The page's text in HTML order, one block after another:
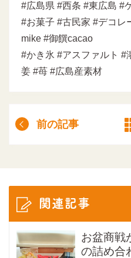
#広島県 #西条 #東広島 #
#お菓子 #古民家 #デコレ
mike #御饌cacao
#かき氷 #アスファルト #
姜 #苺 #広島産素材
前の記事
関連記事
お盆商戦
の詰め合